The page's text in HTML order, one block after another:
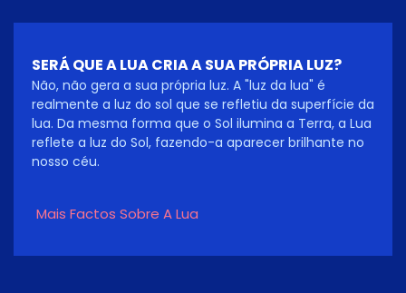
SERÁ QUE A LUA CRIA A SUA PRÓPRIA LUZ?
Não, não gera a sua própria luz. A "luz da lua" é
realmente a luz do sol que se refletiu da superfície da
lua. Da mesma forma que o Sol ilumina a Terra, a Lua
reflete a luz do Sol, fazendo-a aparecer brilhante no
nosso céu.
Mais Factos Sobre A Lua